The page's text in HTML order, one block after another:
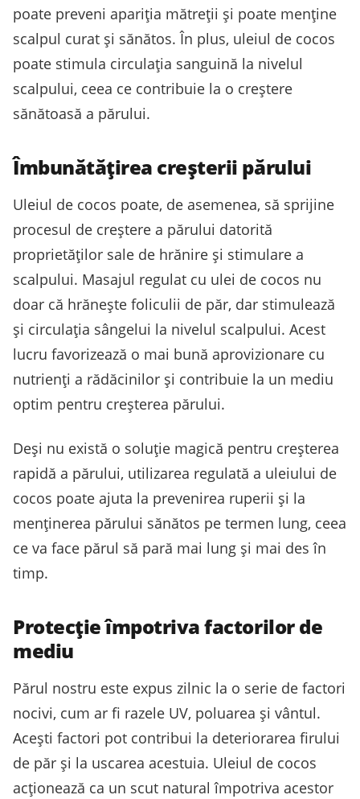
poate preveni apariția mătreții și poate menține
scalpul curat și sănătos. În plus, uleiul de cocos
poate stimula circulația sanguină la nivelul
scalpului, ceea ce contribuie la o creștere
sănătoasă a părului.
Îmbunătățirea creșterii părului
Uleiul de cocos poate, de asemenea, să sprijine
procesul de creștere a părului datorită
proprietăților sale de hrănire și stimulare a
scalpului. Masajul regulat cu ulei de cocos nu
doar că hrănește foliculii de păr, dar stimulează
și circulația sângelui la nivelul scalpului. Acest
lucru favorizează o mai bună aprovizionare cu
nutrienți a rădăcinilor și contribuie la un mediu
optim pentru creșterea părului.
Deși nu există o soluție magică pentru creșterea
rapidă a părului, utilizarea regulată a uleiului de
cocos poate ajuta la prevenirea ruperii și la
menținerea părului sănătos pe termen lung, ceea
ce va face părul să pară mai lung și mai des în
timp.
Protecție împotriva factorilor de
mediu
Părul nostru este expus zilnic la o serie de factori
nocivi, cum ar fi razele UV, poluarea și vântul.
Acești factori pot contribui la deteriorarea firului
de păr și la uscarea acestuia. Uleiul de cocos
acționează ca un scut natural împotriva acestor